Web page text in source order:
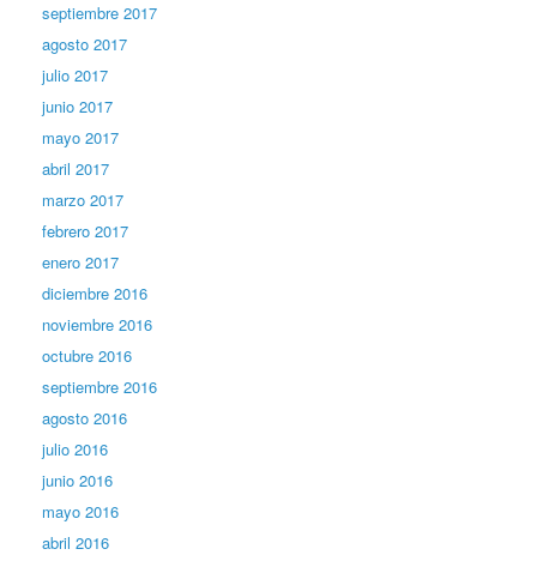
septiembre 2017
agosto 2017
julio 2017
junio 2017
mayo 2017
abril 2017
marzo 2017
febrero 2017
enero 2017
diciembre 2016
noviembre 2016
octubre 2016
septiembre 2016
agosto 2016
julio 2016
junio 2016
mayo 2016
abril 2016